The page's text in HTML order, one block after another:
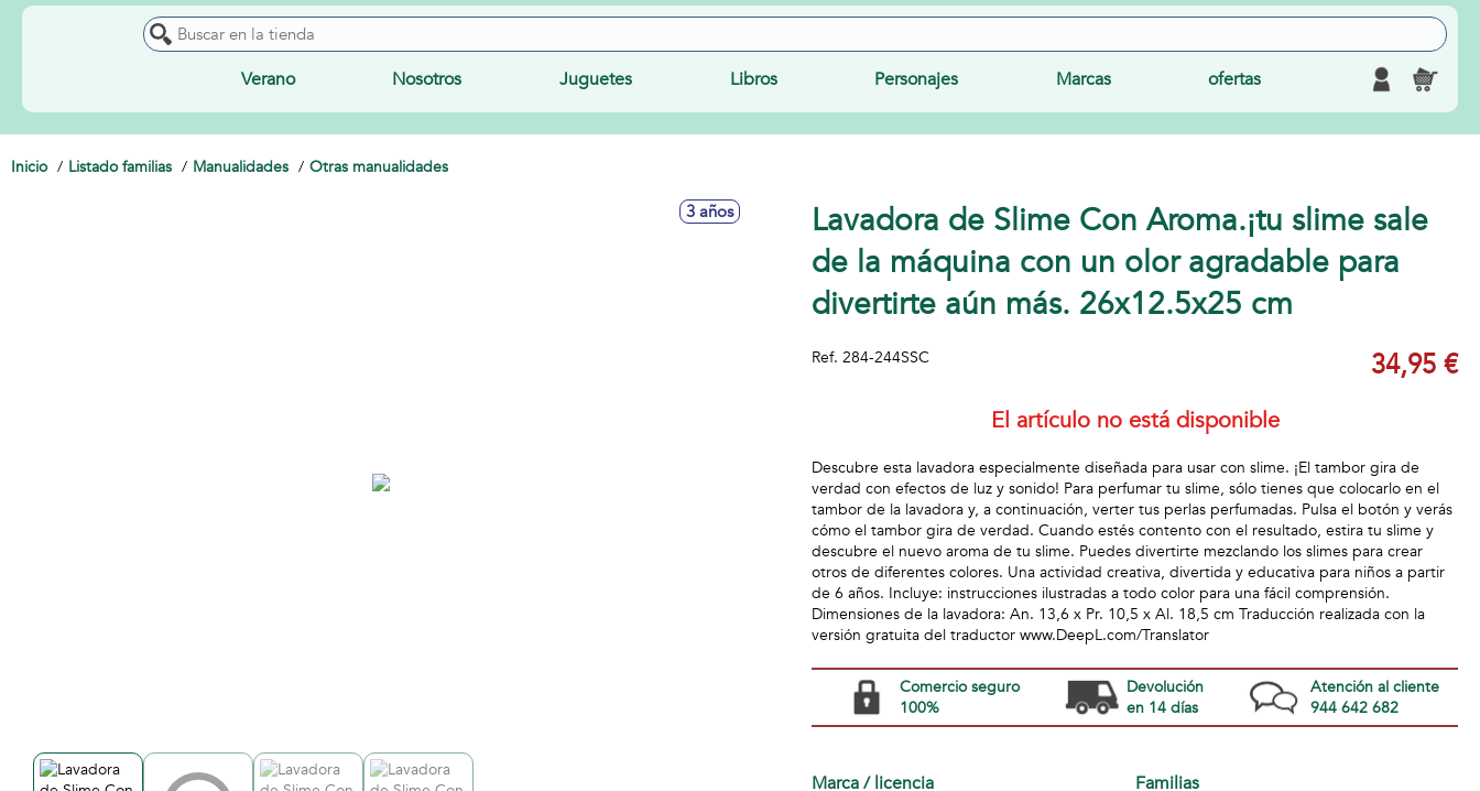
Verano Nosotros Juguetes Libros Personajes Marcas ofertas
Inicio Listado familias Manualidades Otras manualidades
3 años
Lavadora de Slime Con Aroma.¡tu slime sale
de la máquina con un olor agradable para
divertirte aún más. 26x12.5x25 cm
Ref. 284-244SSC 34,95 €
El artículo no está disponible
Descubre esta lavadora especialmente diseñada para usar con slime. ¡El tambor gira de
verdad con efectos de luz y sonido! Para perfumar tu slime, sólo tienes que colocarlo en el
tambor de la lavadora y, a continuación, verter tus perlas perfumadas. Pulsa el botón y verás
cómo el tambor gira de verdad. Cuando estés contento con el resultado, estira tu slime y
descubre el nuevo aroma de tu slime. Puedes divertirte mezclando los slimes para crear
otros de diferentes colores. Una actividad creativa, divertida y educativa para niños a partir
de 6 años. Incluye: instrucciones ilustradas a todo color para una fácil comprensión.
Dimensiones de la lavadora: An. 13,6 x Pr. 10,5 x Al. 18,5 cm Traducción realizada con la
versión gratuita del traductor www.DeepL.com/Translator
Comercio seguro
100%
Devolución
en 14 días
Atención al cliente
944 642 682
Marca / licencia Familias